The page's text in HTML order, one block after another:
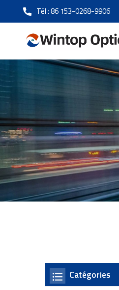
Tél :86 153-0268-9906
Catégories